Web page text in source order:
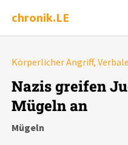
chronik.LE
Chronik
Körperlicher Angriff,
Nazis greifen
Mügeln an
Mügeln
Alle Ereignisse
Ereignisse
Ereignisse